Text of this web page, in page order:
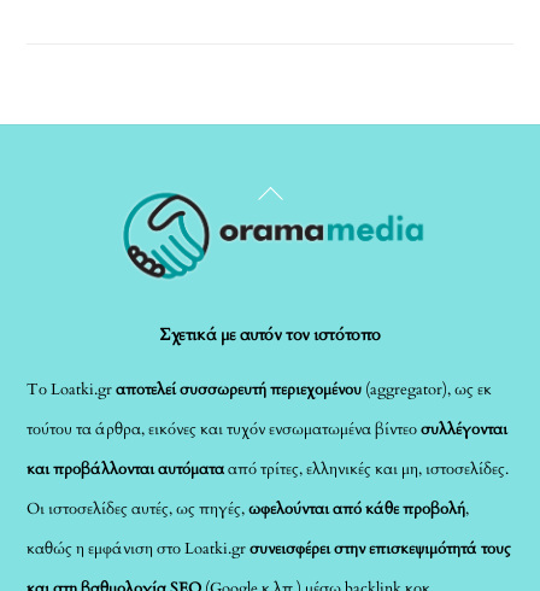
Back
To
Σχετικά με αυτόν τον ιστότοπο
Το Loatki.grαποτελεί συσσωρευτή περιεχομένου (aggregator), ως εκ
τούτου τα άρθρα, εικόνες και τυχόν ενσωματωμένα βίντεοσυλλέγονται
και προβάλλονται αυτόματααπό τρίτες, ελληνικές και μη, ιστοσελίδες.
Οι ιστοσελίδες αυτές, ως πηγές,ωφελούνται από κάθε προβολή,
καθώς η εμφάνιση στο Loatki.grσυνεισφέρει στην επισκεψιμότητά τους